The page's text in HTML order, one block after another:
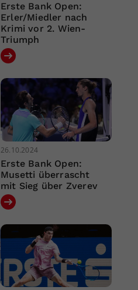
Erste Bank Open:
Erler/Miedler nach
Krimi vor 2. Wien-
Triumph
26.10.2024
Erste Bank Open:
Musetti überrascht
mit Sieg über Zverev